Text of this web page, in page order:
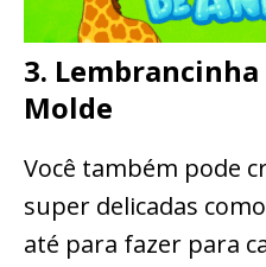
3. Lembrancinha
Molde
Você também pode
super delicadas
até para fazer para